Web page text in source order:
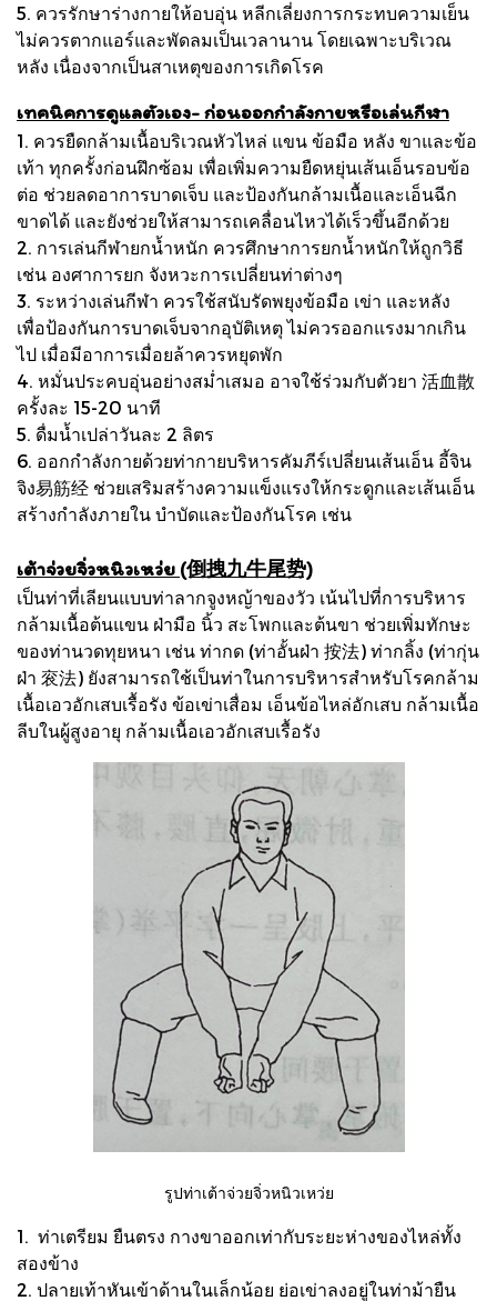
5. ควรรักษาร่างกายให้อบอุ่น หลีกเลี่ยงการกระทบความเย็น
ไม่ควรตากแอร์และพัดลมเป็นเวลานาน โดยเฉพาะบริเวณ
หลัง เนื่องจากเป็นสาเหตุของการเกิดโรค
เทคนิคการดูแลตัวเอง- ก่อนออกกำลังกายหรือเล่นกีฬา
1. ควรยืดกล้ามเนื้อบริเวณหัวไหล่ แขน ข้อมือ หลัง ขาและข้อ
เท้า ทุกครั้งก่อนฝึกซ้อม เพื่อเพิ่มความยืดหยุ่นเส้นเอ็นรอบข้อ
ต่อ ช่วยลดอาการบาดเจ็บ และป้องกันกล้ามเนื้อและเอ็นฉีก
ขาดได้ และยังช่วยให้สามารถเคลื่อนไหวได้เร็วขึ้นอีกด้วย
2. การเล่นกีฬายกน้ำหนัก ควรศึกษาการยกน้ำหนักให้ถูกวิธี
เช่น องศาการยก จังหวะการเปลี่ยนท่าต่างๆ
3. ระหว่างเล่นกีฬา ควรใช้สนับรัดพยุงข้อมือ เข่า และหลัง
เพื่อป้องกันการบาดเจ็บจากอุบัติเหตุ ไม่ควรออกแรงมากเกิน
ไป เมื่อมีอาการเมื่อยล้าควรหยุดพัก
4. หมั่นประคบอุ่นอย่างสม่ำเสมอ อาจใช้ร่วมกับตัวยา 活血散
ครั้งละ 15-20 นาที
5. ดื่มน้ำเปล่าวันละ 2 ลิตร
6. ออกกำลังกายด้วยท่ากายบริหารคัมภีร์เปลี่ยนเส้นเอ็น อี้จิน
จิง易筋经 ช่วยเสริมสร้างความแข็งแรงให้กระดูกและเส้นเอ็น
สร้างกำลังภายใน บำบัดและป้องกันโรค เช่น
เต้าจ่วยจิ่วหนิวเหว่ย (倒拽九牛尾势)
เป็นท่าที่เลียนแบบท่าลากจูงหญ้าของวัว เน้นไปที่การบริหาร
กล้ามเนื้อต้นแขน ฝ่ามือ นิ้ว สะโพกและต้นขา ช่วยเพิ่มทักษะ
ของท่านวดทุยหนา เช่น ท่ากด (ท่าอั้นฝ่า 按法) ท่ากลิ้ง (ท่ากุ่น
ฝ่า 衮法) ยังสามารถใช้เป็นท่าในการบริหารสำหรับโรคกล้าม
เนื้อเอวอักเสบเรื้อรัง ข้อเข่าเสื่อม เอ็นข้อไหล่อักเสบ กล้ามเนื้อ
ลีบในผู้สูงอายุ กล้ามเนื้อเอวอักเสบเรื้อรัง
รูปท่าเต้าจ่วยจิ่วหนิวเหว่ย
1. ท่าเตรียม ยืนตรง กางขาออกเท่ากับระยะห่างของไหล่ทั้ง
สองข้าง
2. ปลายเท้าหันเข้าด้านในเล็กน้อย ย่อเข่าลงอยู่ในท่าม้ายืน